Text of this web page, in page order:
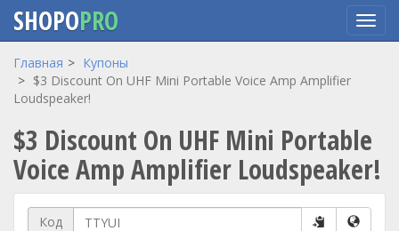
Перейти
основному
SHOPOPRO
Главная
Купоны
$3 Discount On UHF Mini Portable Voice Amp Amplifier
Loudspeaker!
$3 Discount On UHF Mini Portable
Voice Amp Amplifier Loudspeaker!
Код